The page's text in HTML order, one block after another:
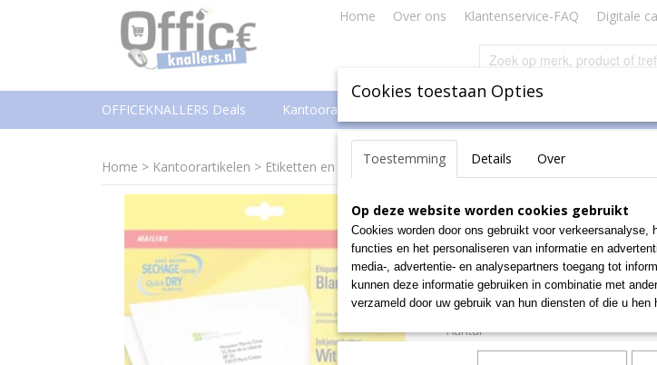
Home Over ons Klantenservice-FAQ Digitale
OFFICEKNALLERS Deals Kantoorartikelen
Home > Kantoorartikelen > Etiketten en enveloppen>Etiketten>Inktjet etiketten
ETIKET AVERY
63.5X33.9MM
€ 17,53
Aantal
Cookies toestaan Opties
Toestemming Details Over
Op deze website worden cookies gebruikt
Cookies worden door ons gebruikt voor verkeersanalyse,
functies en het personaliseren van informatie en
media-, advertentie- en analysepartners toegang tot
kunnen deze informatie gebruiken in combinatie met
verzameld door uw gebruik van hun diensten of die u hen